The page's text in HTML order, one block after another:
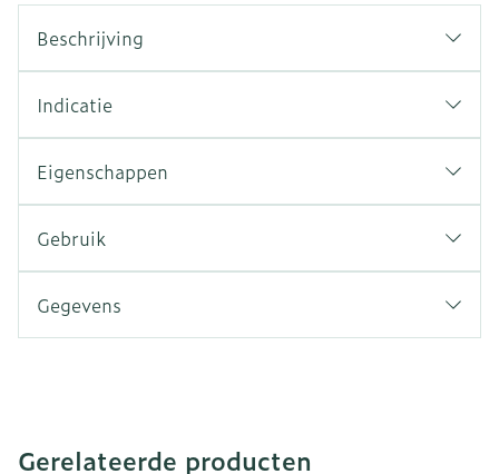
Beschrijving
Indicatie
Eigenschappen
Gebruik
Gegevens
Gerelateerde producten